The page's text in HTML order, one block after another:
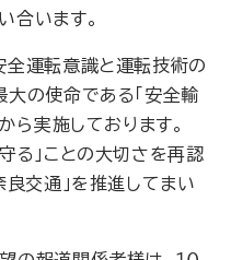
合います。
全運転意識と運転技術の
の使命である「安全輸
ら実施しております。
る」ことの大切さを再認
良交通」を推進してまい